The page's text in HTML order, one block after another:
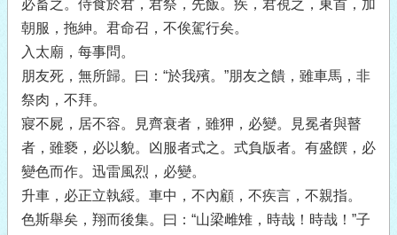
必畜之。侍食於君，君祭，先飯。疾，君視之，東首，加
朝服，拖紳。君命召，不俟駕行矣。
入太廟，每事問。
朋友死，無所歸。曰：“於我殯。”朋友之饋，雖車馬，非
祭肉，不拜。
寢不屍，居不容。見齊衰者，雖狎，必變。見冕者與瞽
者，雖褻，必以貌。凶服者式之。式負版者。有盛饌，必
變色而作。迅雷風烈，必變。
升車，必正立執綏。車中，不內顧，不疾言，不親指。
色斯舉矣，翔而後集。曰：“山梁雌雉，時哉！時哉！”子